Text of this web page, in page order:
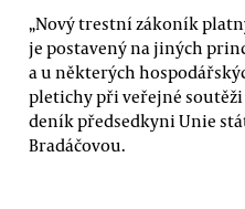
„Nový trestní zákoník
je postavený na jiných
a u některých
pletichy při veřejné
deník předsedkyni Unie
Bradáčovou.